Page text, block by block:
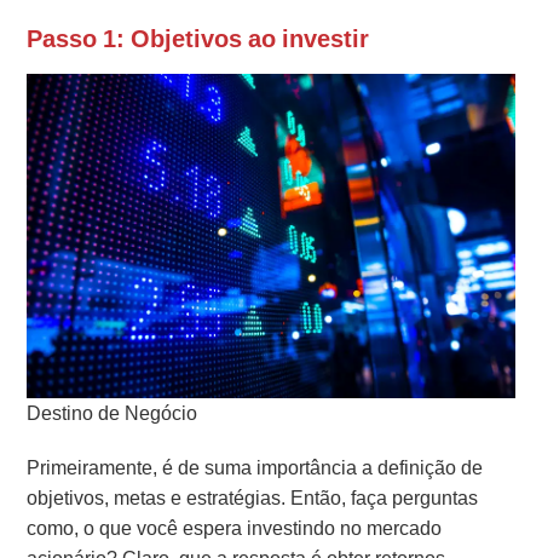
Passo 1: Objetivos ao investir
Destino de Negócio
Primeiramente, é de suma importância a definição de
objetivos, metas e estratégias. Então, faça perguntas
como, o que você espera investindo no mercado